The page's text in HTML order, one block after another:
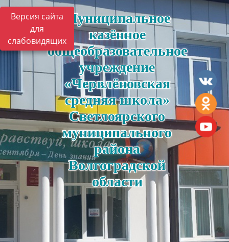
Версия сайта
для
слабовидящих
Муниципальное
казённое
общеобразовательное
учреждение
«Червлёновская
средняя школа»
Светлоярского
муниципального
района
Волгоградской
области